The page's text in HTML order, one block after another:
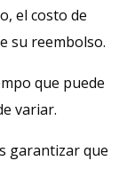
el costo de
su reembolso.
que puede
variar.
garantizar que